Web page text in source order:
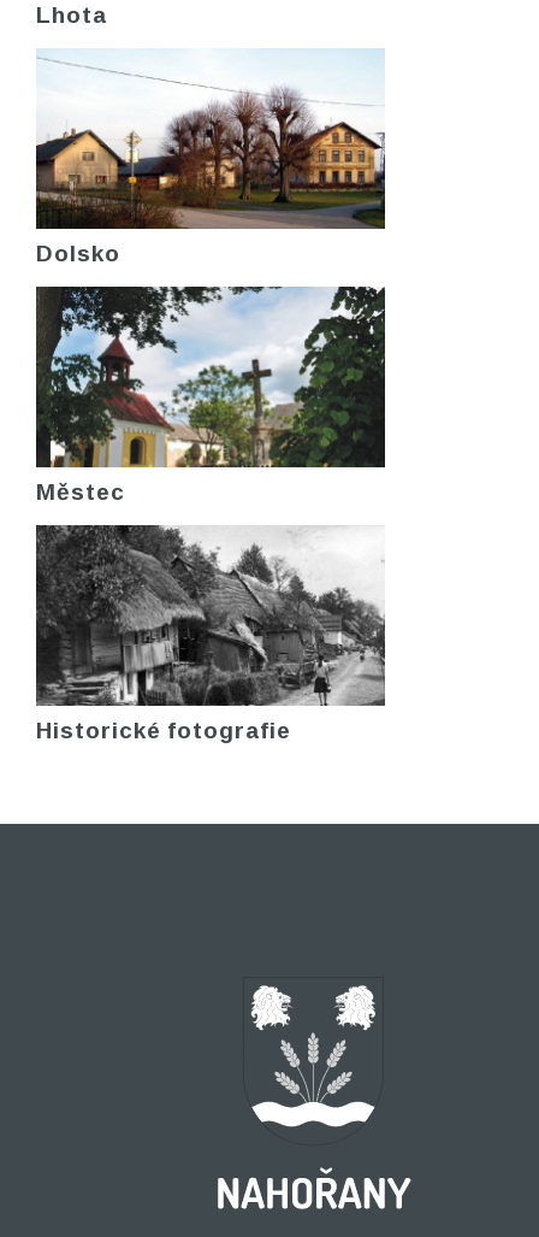
Lhota
Dolsko
Městec
Historické fotografie